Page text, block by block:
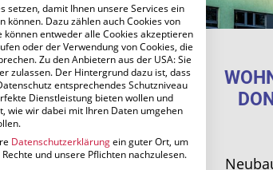
- WIEN,
GASSE
von Heizung-
setzen, damit Ihnen unsere Services ein
Dazu zählen auch Cookies von
entweder alle Cookies akzeptieren
oder der Verwendung von Cookies, die
Zu den Anbietern aus der USA: Sie
zulassen. Der Hintergrund dazu ist, dass
entsprechendes Schutzniveau
Dienstleistung bieten wollen und
wie wir dabei mit Ihren Daten umgehen
Datenschutzerklärungein guter Ort, um
und unsere Pflichten nachzulesen.